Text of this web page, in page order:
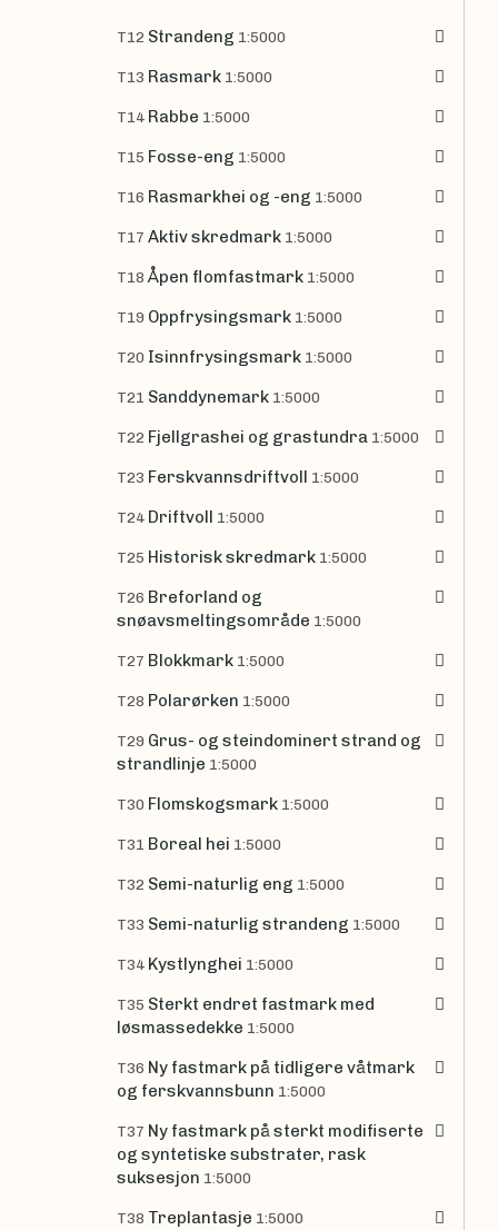
T12 Strandeng 1:5000
T13 Rasmark 1:5000
T14 Rabbe 1:5000
T15 Fosse-eng 1:5000
T16 Rasmarkhei og -eng 1:5000
T17 Aktiv skredmark 1:5000
T18Åpen flomfastmark 1:5000
T19 Oppfrysingsmark 1:5000
T20 Isinnfrysingsmark 1:5000
T21 Sanddynemark 1:5000
T22 Fjellgrashei og grastundra 1:5000
T23 Ferskvannsdriftvoll 1:5000
T24 Driftvoll 1:5000
T25 Historisk skredmark 1:5000
T26 Breforland og
snøavsmeltingsområde 1:5000
T27 Blokkmark 1:5000
T28 Polarørken 1:5000
T29 Grus- og steindominert strand og
strandlinje 1:5000
T30 Flomskogsmark 1:5000
T31 Boreal hei 1:5000
T32 Semi-naturlig eng 1:5000
T33 Semi-naturlig strandeng 1:5000
T34 Kystlynghei 1:5000
T35 Sterkt endret fastmark med
løsmassedekke 1:5000
T36 Ny fastmark på tidligere våtmark
og ferskvannsbunn 1:5000
T37 Ny fastmark på sterkt modifiserte
og syntetiske substrater, rask
suksesjon 1:5000
T38 Treplantasje 1:5000